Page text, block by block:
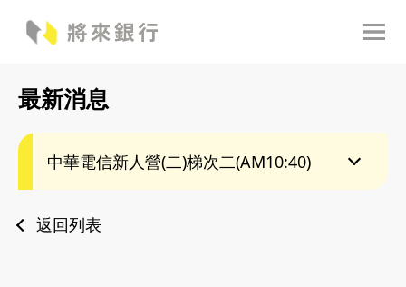
最新消息
中華電信新人營(二)梯次二(AM10:40)
返回列表